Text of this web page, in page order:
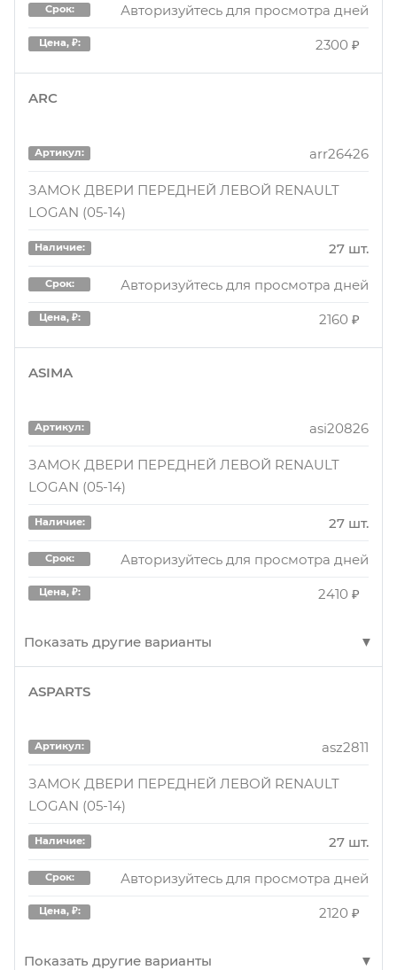
Срок: Авторизуйтесь для просмотра дней
Цена, ₽: 2300 ₽
ARC
Артикул: arr26426
ЗАМОК ДВЕРИ ПЕРЕДНЕЙ ЛЕВОЙ RENAULT
LOGAN (05-14)
Наличие: 27 шт.
Срок: Авторизуйтесь для просмотра дней
Цена, ₽: 2160 ₽
ASIMA
Артикул: asi20826
ЗАМОК ДВЕРИ ПЕРЕДНЕЙ ЛЕВОЙ RENAULT
LOGAN (05-14)
Наличие: 27 шт.
Срок: Авторизуйтесь для просмотра дней
Цена, ₽: 2410 ₽
Показать другие варианты
Артикул:
LOGAN (05-14)
Наличие: 27 шт.
ASPARTS
Артикул: asz2811
ЗАМОК ДВЕРИ ПЕРЕДНЕЙ ЛЕВОЙ RENAULT
LOGAN (05-14)
Наличие: 27 шт.
Срок: Авторизуйтесь для просмотра дней
Цена, ₽: 2120 ₽
Показать другие варианты